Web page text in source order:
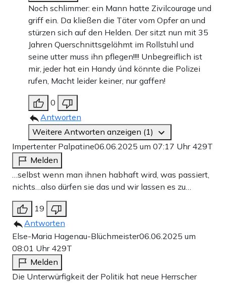
Noch schlimmer: ein Mann hatte Zivilcourage und
griff ein. Da kließen die Täter vom Opfer an und
stürzen sich auf den Helden. Der sitzt nun mit 35
Jahren Querschnittsgelähmt im Rollstuhl und
seine utter muss ihn pflegen!!!! Unbegreiflich ist
mir, jeder hat ein Handy únd könnte die Polizei
rufen, Macht leider keiner, nur gaffen!
0
Antworten
Weitere Antworten anzeigen (1)
Impertenter Palpatine06.06.2025 um 07:17 Uhr 429T
Melden
…selbst wenn man ihnen habhaft wird, was passiert,
nichts…also dürfen sie das und wir lassen es zu…
19
Antworten
Else-Maria Hagenau-Blüchmeister06.06.2025 um
08:01 Uhr 429T
Melden
Die Unterwürfigkeit der Politik hat neue Herrscher